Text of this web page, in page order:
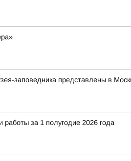
заповедника представлены в
работы за 1 полугодие 2026 года